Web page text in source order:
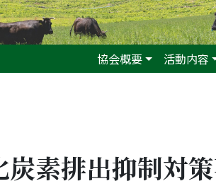
協会概要 活動内容
素排出抑制対